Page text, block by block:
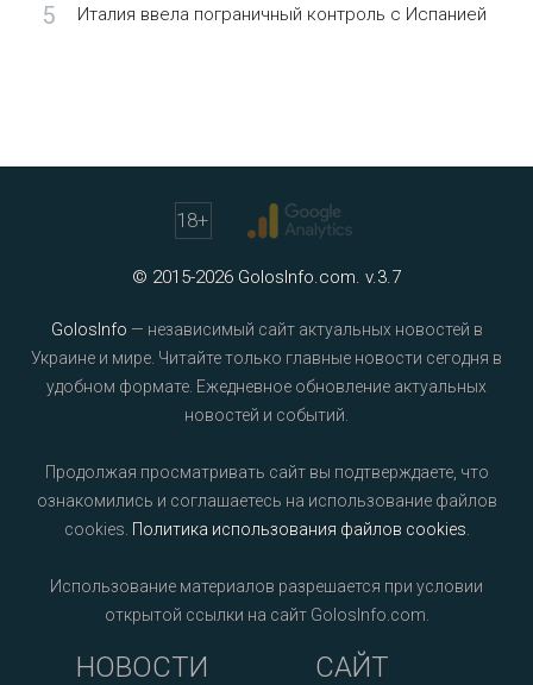
5 Италия ввела пограничный контроль с Испанией
18+
© 2015-2026 GolosInfo.com. v.3.7
GolosInfo — независимый сайт актуальных новостей в
Украине и мире. Читайте только главные новости сегодня в
удобном формате. Ежедневное обновление актуальных
новостей и событий.
Продолжая просматривать сайт вы подтверждаете, что
ознакомились и соглашаетесь на использование файлов
cookies. Политика использования файлов cookies
Использование материалов разрешается при условии
открытой ссылки на сайт GolosInfo.com.
НОВОСТИ САЙТ